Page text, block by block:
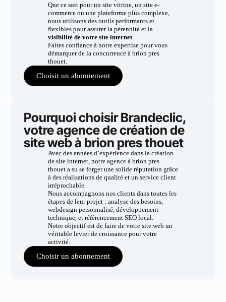
Que ce soit pour un site vitrine, un site e-
commerce ou une plateforme plus complexe,
nous utilisons des outils performants et
flexibles pour assurer la pérennité et la
visibilité de votre site internet.
Faites confiance à notre expertise pour vous
démarquer de la concurrence à brion pres
thouet.
Choisir un abonnement
Pourquoi choisir Brandeclic,
votre agence de création de
site web à brion pres thouet
Avec des années d’expérience dans la création
de site internet, notre agence à brion pres
thouet a su se forger une solide réputation grâce
à des réalisations de qualité et un service client
irréprochable.
Nous accompagnons nos clients dans toutes les
étapes de leur projet : analyse des besoins,
webdesign personnalisé, développement
technique, et référencement SEO local.
Notre objectif est de faire de votre site web un
véritable levier de croissance pour votre
activité.
Choisir un abonnement